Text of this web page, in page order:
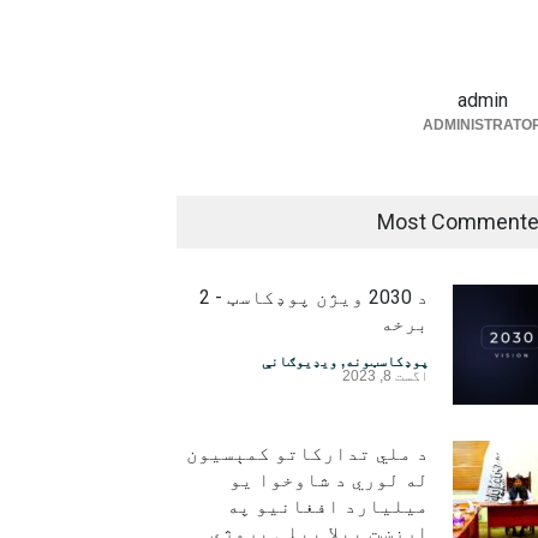
admin
Most
د 2030 ویژن پوډکاسټ - 2
برخه
پوډکاسټونه, ویډیوګانې
اگست 8, 2023
د ملي تدارکاتو کمېسیون
له لوري د شاوخوا یو
میلیارد افغانیو په
ارزښت بېلا بېلې پروژې